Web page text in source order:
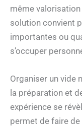
même
solution convient
importantes ou
s’occuper
Organiser un vide
la préparation et
expérience se
permet de faire